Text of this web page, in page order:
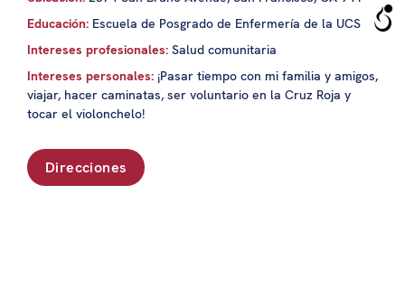
Educación: Escuela de Posgrado de Enfermería de la UCSF
Intereses profesionales: Salud comunitaria
Intereses personales: ¡Pasar tiempo con mi familia y amigos,
viajar, hacer caminatas, ser voluntario en la Cruz Roja y
tocar el violonchelo!
Direcciones